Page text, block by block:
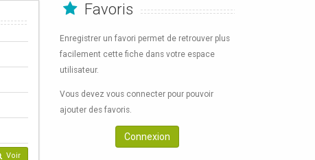
Voir
Favoris
Enregistrer un favori permet de retrouver plus
facilement cette fiche dans votre espace
utilisateur.
Vous devez vous connecter pour pouvoir
ajouter des favoris.
Connexion